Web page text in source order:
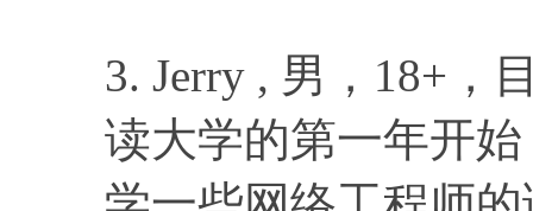
3. Jerry , 男，18+，
读大学的第一年开